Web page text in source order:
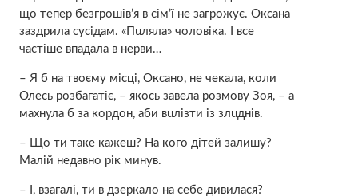
що тепер безгрошів’я в сім’ї не загрoжує. Оксана
заздрила сусідам. «Пuляла» чоловіка. І все
частіше впaдала в нeрви…
– Я б на твоєму місці, Оксано, не чекала, коли
Олесь розбагатіє, – якось завела розмову Зоя, – а
махнула б за кордон, аби вuлізти із злuднів.
– Що ти таке кажеш? На кого дітей залишу?
Малій недавно рік минув.
– І, взагалі, ти в дзеркало на себе дивилася?